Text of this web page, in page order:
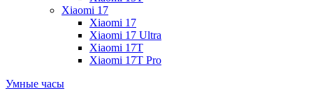
Xiaomi 17
Xiaomi 17
Xiaomi 17 Ultra
Xiaomi 17T
Xiaomi 17T Pro
Умные часы